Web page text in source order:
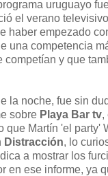
uruguayo
el verano
haber empezado
una competencia
competían y que
la noche, fue sin
sobre Playa Bar tv,
que Martín 'el party'
Distracción, lo
a mostrar los
en ese informe, ya